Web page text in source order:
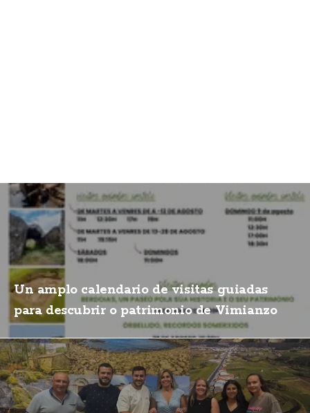
Un amplo calendario de visitas guiadas
para descubrir o patrimonio de Vimianzo